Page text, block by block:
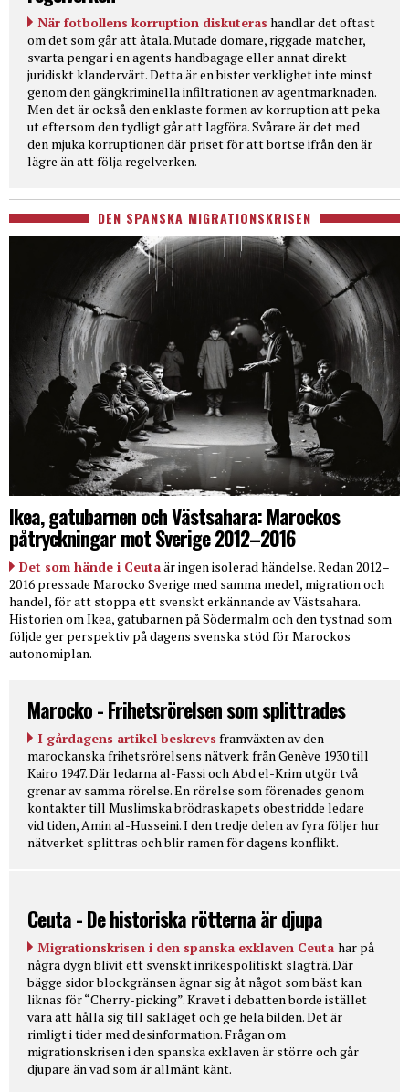
När fotbollens korruption diskuteras handlar det oftast
om det som går att åtala. Mutade domare, riggade matcher,
svarta pengar i en agents handbagage eller annat direkt
juridiskt klandervärt. Detta är en bister verklighet inte minst
genom den gängkriminella infiltrationen av agentmarknaden.
Men det är också den enklaste formen av korruption att peka
ut eftersom den tydligt går att lagföra. Svårare är det med
den mjuka korruptionen där priset för att bortse ifrån den är
lägre än att följa regelverken.
DEN SPANSKA MIGRATIONSKRISEN
Ikea, gatubarnen och Västsahara: Marockos
påtryckningar mot Sverige 2012–2016
Det som hände i Ceutaär ingen isolerad händelse. Redan 2012–
2016 pressade Marocko Sverige med samma medel, migration och
handel, för att stoppa ett svenskt erkännande av Västsahara.
Historien om Ikea, gatubarnen på Södermalm och den tystnad som
följde ger perspektiv på dagens svenska stöd för Marockos
autonomiplan.
Marocko - Frihetsrörelsen som splittrades
I gårdagens artikel beskrevs framväxten av den
marockanska frihetsrörelsens nätverk från Genève 1930 till
Kairo 1947. Där ledarna al-Fassi och Abd el-Krim utgör två
grenar av samma rörelse. En rörelse som förenades genom
kontakter till Muslimska brödraskapets obestridde ledare
vid tiden, Amin al-Husseini. I den tredje delen av fyra följer hur
nätverket splittras och blir ramen för dagens konflikt.
Ceuta - De historiska rötterna är djupa
Migrationskrisen i den spanska exklaven Ceuta har på
några dygn blivit ett svenskt inrikespolitiskt slagträ. Där
bägge sidor blockgränsen ägnar sig åt något som bäst kan
liknas för “Cherry-picking”. Kravet i debatten borde istället
vara att hålla sig till sakläget och ge hela bilden. Det är
rimligt i tider med desinformation. Frågan om
migrationskrisen i den spanska exklaven är större och går
djupare än vad som är allmänt känt.